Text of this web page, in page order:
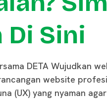
Di Sini
DETA Wujudkan
website
(UX) yang nyaman